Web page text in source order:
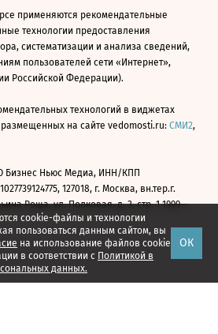
cookie-файлы и технологии
пользоваться данным сайтом, вы
на использование файлов cookie
в соответствии с Политикой в
данных.
ОК
применяются рекомендательные
технологии предоставления
систематизации и анализа сведений,
пользователей сети «Интернет»,
Российской Федерации).
технологий в виджетах
на сайте vedomosti.ru: СМИ2,
Бизнес Ньюс Медиа, ИНН/КПП
127018, г. Москва, вн.тер.г.
Роща, ул. Полковая, д. 3, стр. 1 1999—